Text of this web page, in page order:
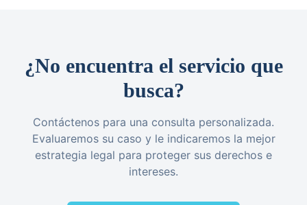
¿No encuentra el servicio que
busca?
Contáctenos para una consulta personalizada.
Evaluaremos su caso y le indicaremos la mejor
estrategia legal para proteger sus derechos e
intereses.